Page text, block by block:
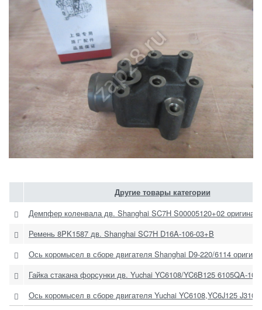
Другие товары категории
Демпфер коленвала дв. Shanghai SC7H S00005120+02 оригинал
Ремень 8PK1587 дв. Shanghai SC7H D16A-106-03+B
Ось коромысел в сборе двигателя Shanghai D9-220/6114
Гайка стакана форсунки дв. Yuchai YC6108/YC6B125 6105QA-
Ось коромысел в сборе двигателя Yuchai YC6108,YC6J125